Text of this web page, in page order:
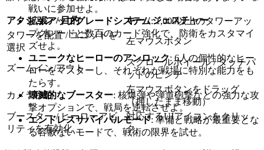
戦いに参加せよ。
拡張アップグレードシステム: 1,000以上のタワーアッ
プグレードと数百のカード強化で、防衛をカスタマイ
ズせよ。
ユニークなヒーローのアンロック: 6人の個性的なヒー
ローをマスターし、それぞれが戦場に特別な能力をも
たらす。
壊滅的なブースター: 核爆弾や弾道砲撃などの強力な攻
撃オプションで、戦局を逆転させよ。
エンドレスサバイバルモード: 準備と戦略が最重要とな
る容赦ないモードで、戦術の限界を試せ。
アクション / 目的
キー / ジェスチャー
タワーを配置 / ユニットを
選択
左マウスボタン
ズームイン/アウト
スクロールホイール / タッチパ
ッドのピンチ
カメラ移動
左マウスボタンをドラッグ
（押したまま移動）
ブースター / ヒーローアビ
リティを有効化
対応するUIアイコンをクリッ
ク